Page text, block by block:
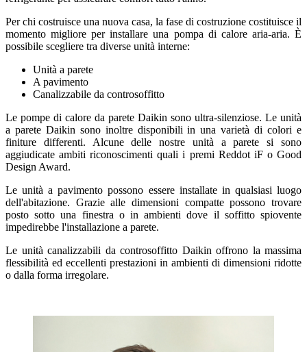
Per chi costruisce una nuova casa, la fase di costruzione costituisce il
momento migliore per installare una pompa di calore aria-aria. È
possibile scegliere tra diverse unità interne:
Unità a parete
A pavimento
Canalizzabile da controsoffitto
Le pompe di calore da parete Daikin sono ultra-silenziose. Le unità
a parete Daikin sono inoltre disponibili in una varietà di colori e
finiture differenti. Alcune delle nostre unità a parete si sono
aggiudicate ambiti riconoscimenti quali i premi Reddot iF o Good
Design Award.
Le unità a pavimento possono essere installate in qualsiasi luogo
dell'abitazione. Grazie alle dimensioni compatte possono trovare
posto sotto una finestra o in ambienti dove il soffitto spiovente
impedirebbe l'installazione a parete.
Le unità canalizzabili da controsoffitto Daikin offrono la massima
flessibilità ed eccellenti prestazioni in ambienti di dimensioni ridotte
o dalla forma irregolare.